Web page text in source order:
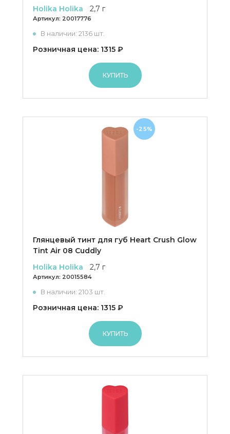
Holika Holika
2,7 г
Артикул: 20017776
В наличии: 2136 шт.
Розничная цена: 1315 ₽
КУПИТЬ
Глянцевый тинт для губ Heart Crush Glow
Tint Air 08 Cuddly
Holika Holika
2,7 г
Артикул: 20015584
В наличии: 2103 шт.
Розничная цена: 1315 ₽
КУПИТЬ
-25%